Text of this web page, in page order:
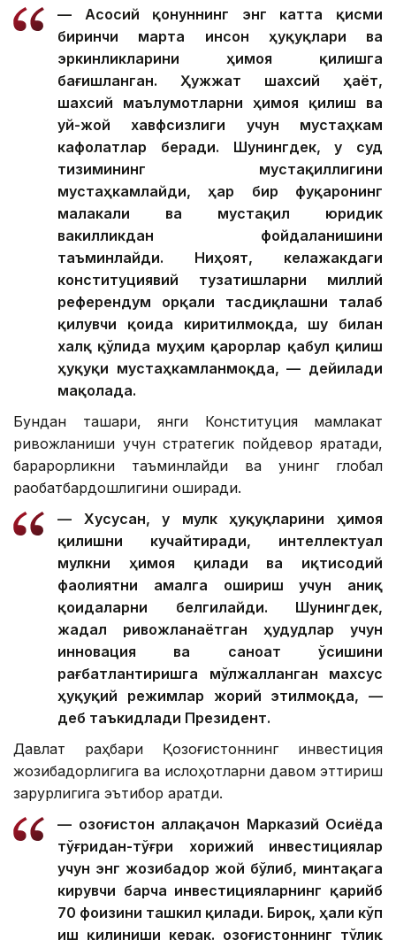
— Асосий қонуннинг энг катта қисми
биринчи марта инсон ҳуқуқлари ва
эркинликларини ҳимоя қилишга
бағишланган. Ҳужжат шахсий ҳаёт,
шахсий маълумотларни ҳимоя қилиш ва
уй-жой хавфсизлиги учун мустаҳкам
кафолатлар беради. Шунингдек, у суд
тизимининг мустақиллигини
мустаҳкамлайди, ҳар бир фуқаронинг
малакали ва мустақил юридик
вакилликдан фойдаланишини
таъминлайди. Ниҳоят, келажакдаги
конституциявий тузатишларни миллий
референдум орқали тасдиқлашни талаб
қилувчи қоида киритилмоқда, шу билан
халқ қўлида муҳим қарорлар қабул қилиш
ҳуқуқи мустаҳкамланмоқда, — дейилади
мақолада.
Бундан ташқари, янги Конституция мамлакат
ривожланиши учун стратегик пойдевор яратади,
барқарорликни таъминлайди ва унинг глобал
рақобатбардошлигини оширади.
— Хусусан, у мулк ҳуқуқларини ҳимоя
қилишни кучайтиради, интеллектуал
мулкни ҳимоя қилади ва иқтисодий
фаолиятни амалга ошириш учун аниқ
қоидаларни белгилайди. Шунингдек,
жадал ривожланаётган ҳудудлар учун
инновация ва саноат ўсишини
рағбатлантиришга мўлжалланган махсус
ҳуқуқий режимлар жорий этилмоқда, —
деб таъкидлади Президент.
Давлат раҳбари Қозоғистоннинг инвестиция
жозибадорлигига ва ислоҳотларни давом эттириш
зарурлигига эътибор қаратди.
— Қозоғистон аллақачон Марказий Осиёда
тўғридан-тўғри хорижий инвестициялар
учун энг жозибадор жой бўлиб, минтақага
кирувчи барча инвестицияларнинг қарийб
70 фоизини ташкил қилади. Бироқ, ҳали кўп
иш қилиниши керак. Қозоғистоннинг тўлиқ